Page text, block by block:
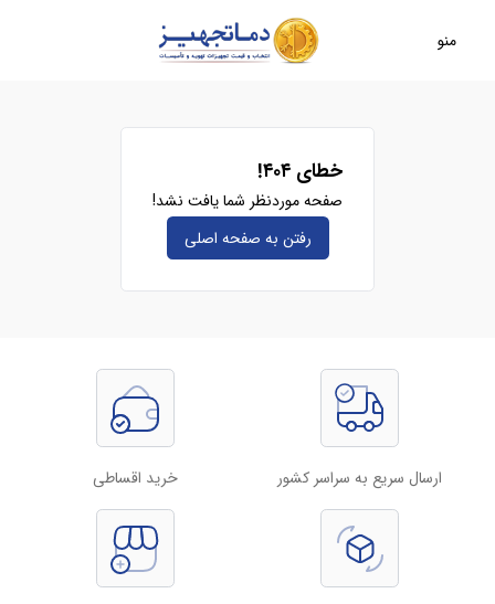
منو
خطای ۴۰۴!
صفحه موردنظر شما یافت نشد!
رفتن به صفحه‌ اصلی
ارسال سریع به سراسر کشور خرید اقساطی